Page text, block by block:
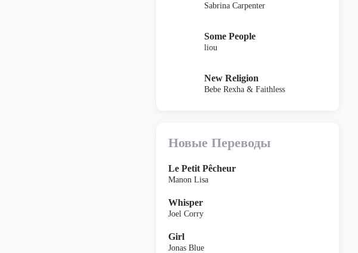
Sabrina Carpenter
Some People
liou
New Religion
Bebe Rexha & Faithless
Новые Переводы
Le Petit Pêcheur
Manon Lisa
Whisper
Joel Corry
Girl
Jonas Blue